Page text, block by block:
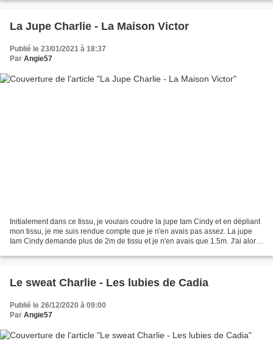
La Jupe Charlie - La Maison Victor
Publié le 23/01/2021 à 18:37
Par Angie57
Initialement dans ce tissu, je voulais coudre la jupe Iam Cindy et en dépliant
mon tissu, je me suis rendue compte que je n'en avais pas assez. La jupe
Iam Cindy demande plus de 2m de tissu et je n'en avais que 1.5m. J'ai alors
Le sweat Charlie - Les lubies de Cadia
Publié le 26/12/2020 à 09:00
Par Angie57